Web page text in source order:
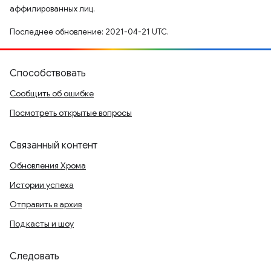
аффилированных лиц.
Последнее обновление: 2021-04-21 UTC.
Способствовать
Сообщить об ошибке
Посмотреть открытые вопросы
Связанный контент
Обновления Хрома
Истории успеха
Отправить в архив
Подкасты и шоу
Следовать